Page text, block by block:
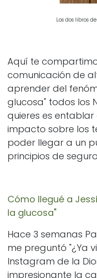
Los dos libros
Aquí te
comunicación de
aprender del
glucosa" todos los
quieres es
impacto sobre los
poder llegar a un
principios de
Cómo llegué a
la glucosa"
Hace 3 semanas
me preguntó "¿Ya
Instagram de la
impresionante la